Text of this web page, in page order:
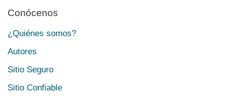
Conócenos
¿Quiénes somos?
Autores
Sitio Seguro
Sitio Confiable